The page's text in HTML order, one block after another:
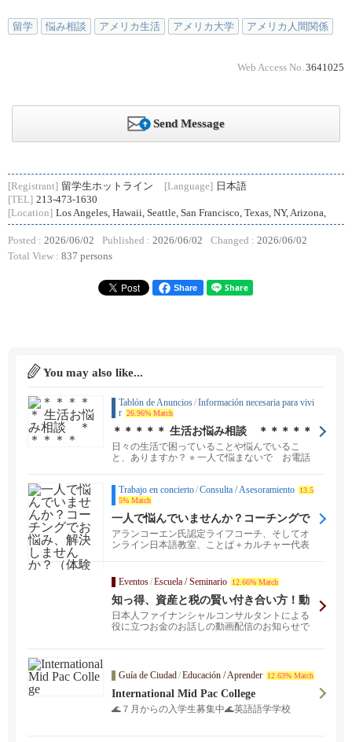
留学 悩み相談 アメリカ生活 アメリカ大学 アメリカ人間関係
Web Access No. 3641025
Send Message
[Registrant] 留学生ホットライン [Language] 日本語
[TEL] 213-473-1630
[Location] Los Angeles, Hawaii, Seattle, San Francisco, Texas, NY, Arizona,
Posted : 2026/06/02 Published : 2026/06/02 Changed : 2026/06/02
Total View : 837 persons
Share
You may also like...
Tablón de Anuncios/Información necesaria para vivi
r 26.96% Match
＊＊＊＊＊ 生活お悩み相談 ＊＊＊＊＊
日々の生活で困っていることや悩んでいるこ
と、ありますか？ ⭐︎ 一人で悩まないで お電話
Trabajo en concierto/Consulta / Asesoramiento
13.5
5% Match
一人で悩んでいませんか？コーチングで
お悩み、解決しませんか？（体験コーチ
ング参加者募集中）
アランコーエン氏認定ライフコーチ、そしてオ
ンライン日本語教室、ことば＋カルチャー代表
Eventos/Escuela / Seminario 12.66% Match
知っ得、資産と税の賢い付き合い方！動
画配信しています！
日本人ファイナンシャルコンサルタントによる
役に立つお金のお話しの動画配信のお知らせで
Guía de Ciudad/Educación / Aprender 12.63% Match
International Mid Pac College
🌊７月からの入学生募集中🌊英語語学学校